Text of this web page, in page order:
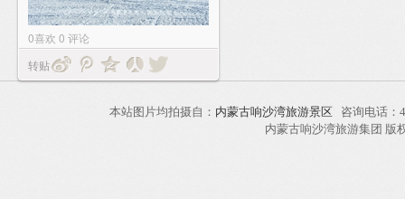
0喜欢 0 评论
转贴
本站图片均拍摄自： 内蒙古响沙湾旅游景区 咨询电话
内蒙古响沙湾旅游集团